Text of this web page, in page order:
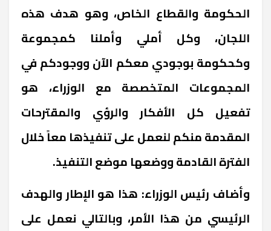
الحكومة والقطاع الخاص، وهو هدف هذه
اللجان، وكل أملي وأملنا كمجموعة
وكحكومة بوجودي معكم الآن ووجودكم في
المجموعات المتخصصة مع الوزراء، هو
تفعيل كل الأفكار والرؤي والمقترحات
المقدمة منكم لنعمل على تنفيذها معاً خلال
الفترة القادمة ووضعها موضع التنفيذ.
وأضاف رئيس الوزراء: هذا هو الإطار والهدف
الرئيسي من هذا الأمر، وبالتالي نعمل على